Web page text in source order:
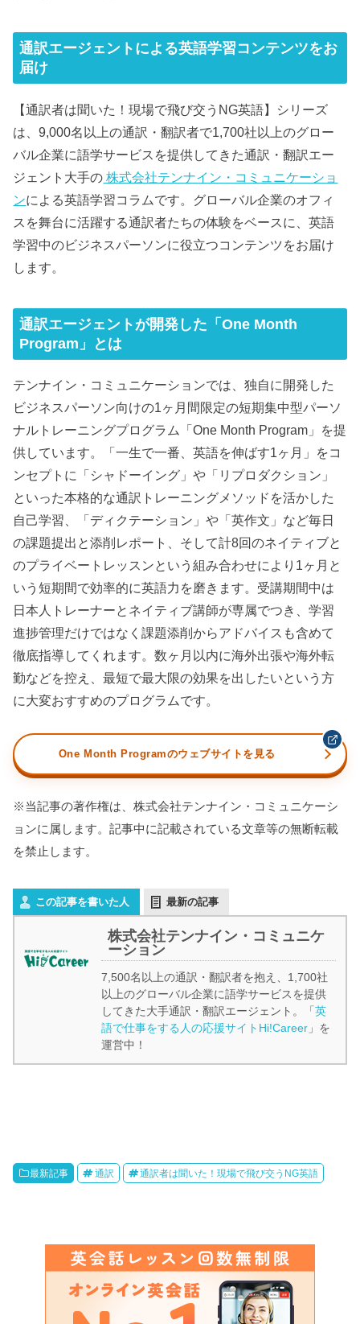
通訳エージェントによる英語学習コンテンツをお
届け
【通訳者は聞いた！現場で飛び交うNG英語】シリーズ
は、9,000名以上の通訳・翻訳者で1,700社以上のグロー
バル企業に語学サービスを提供してきた通訳・翻訳エー
ジェント大手の 株式会社テンナイン・コミュニケーショ
ンによる英語学習コラムです。グローバル企業のオフィ
スを舞台に活躍する通訳者たちの体験をベースに、英語
学習中のビジネスパーソンに役立つコンテンツをお届け
します。
通訳エージェントが開発した「One Month
Program」とは
テンナイン・コミュニケーションでは、独自に開発した
ビジネスパーソン向けの1ヶ月間限定の短期集中型パーソ
ナルトレーニングプログラム「One Month Program」を提
供しています。「一生で一番、英語を伸ばす1ヶ月」をコ
ンセプトに「シャドーイング」や「リプロダクション」
といった本格的な通訳トレーニングメソッドを活かした
自己学習、「ディクテーション」や「英作文」など毎日
の課題提出と添削レポート、そして計8回のネイティブと
のプライベートレッスンという組み合わせにより1ヶ月と
いう短期間で効率的に英語力を磨きます。受講期間中は
日本人トレーナーとネイティブ講師が専属でつき、学習
進捗管理だけではなく課題添削からアドバイスも含めて
徹底指導してくれます。数ヶ月以内に海外出張や海外転
勤などを控え、最短で最大限の効果を出したいという方
に大変おすすめのプログラムです。
One Month Programのウェブサイトを見る
※当記事の著作権は、株式会社テンナイン・コミュニケーシ
ョンに属します。記事中に記載されている文章等の無断転載
を禁止します。
この記事を書いた人 最新の記事
株式会社テンナイン・コミュニケ
ーション
7,500名以上の通訳・翻訳者を抱え、1,700社
以上のグローバル企業に語学サービスを提供
してきた大手通訳・翻訳エージェント。「英
語で仕事をする人の応援サイトHi!Career 」を
運営中！
最新記事 通訳 通訳者は聞いた！現場で飛び交うNG英語